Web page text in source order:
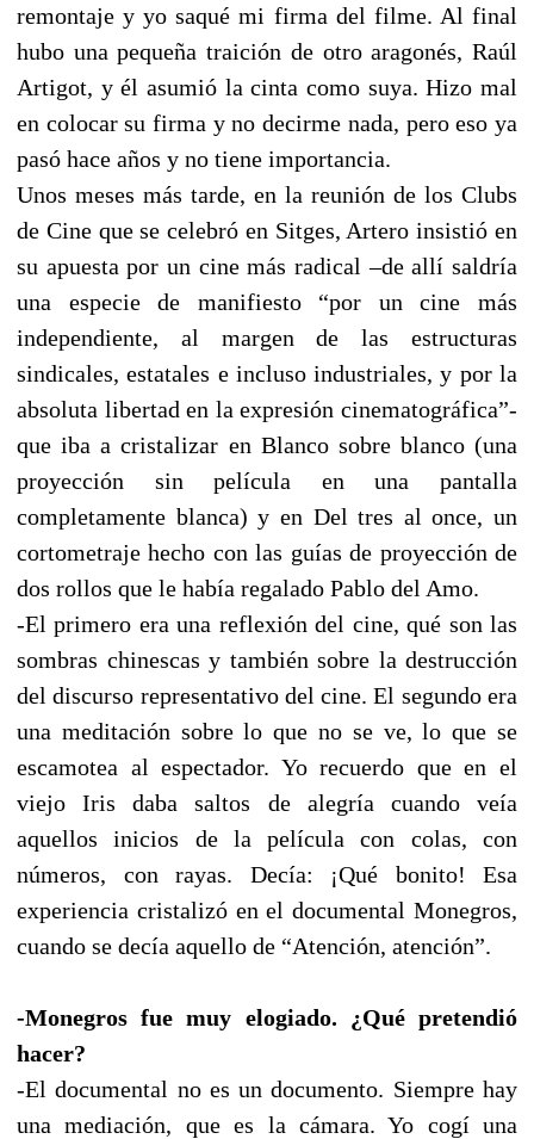
remontaje y yo saqué mi firma del filme. Al final
hubo una pequeña traición de otro aragonés, Raúl
Artigot, y él asumió la cinta como suya. Hizo mal
en colocar su firma y no decirme nada, pero eso ya
pasó hace años y no tiene importancia.
Unos meses más tarde, en la reunión de los Clubs
de Cine que se celebró en Sitges, Artero insistió en
su apuesta por un cine más radical –de allí saldría
una especie de manifiesto “por un cine más
independiente, al margen de las estructuras
sindicales, estatales e incluso industriales, y por la
absoluta libertad en la expresión cinematográfica”-
que iba a cristalizar en Blanco sobre blanco (una
proyección sin película en una pantalla
completamente blanca) y en Del tres al once, un
cortometraje hecho con las guías de proyección de
dos rollos que le había regalado Pablo del Amo.
-El primero era una reflexión del cine, qué son las
sombras chinescas y también sobre la destrucción
del discurso representativo del cine. El segundo era
una meditación sobre lo que no se ve, lo que se
escamotea al espectador. Yo recuerdo que en el
viejo Iris daba saltos de alegría cuando veía
aquellos inicios de la película con colas, con
números, con rayas. Decía: ¡Qué bonito! Esa
experiencia cristalizó en el documental Monegros,
cuando se decía aquello de “Atención, atención”.
-Monegros fue muy elogiado. ¿Qué pretendió
hacer?
-El documental no es un documento. Siempre hay
una mediación, que es la cámara. Yo cogí una